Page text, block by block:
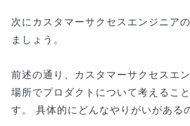
次にカスタマーサクセスエンジニア
ましょう。
前述の通り、カスタマーサクセスエ
場所でプロダクトについて考えるこ
す。 具体的にどんなやりがいがある